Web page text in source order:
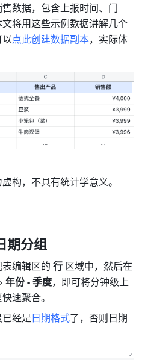
数据，包含上报时间、门
将用这些示例数据讲解几个
点此创建数据副本，实际体
构，不具有统计学意义。
期分组
表编辑区的 行 区域中，然后在
年份 - 季度，即可将分钟级上
速聚合。
经是日期格式了，否则日期